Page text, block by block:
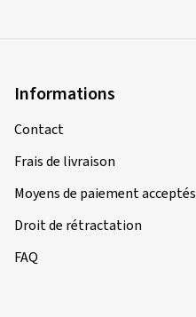
Informations
Contact
Frais de livraison
Moyens de paiement acceptés
Droit de rétractation
FAQ